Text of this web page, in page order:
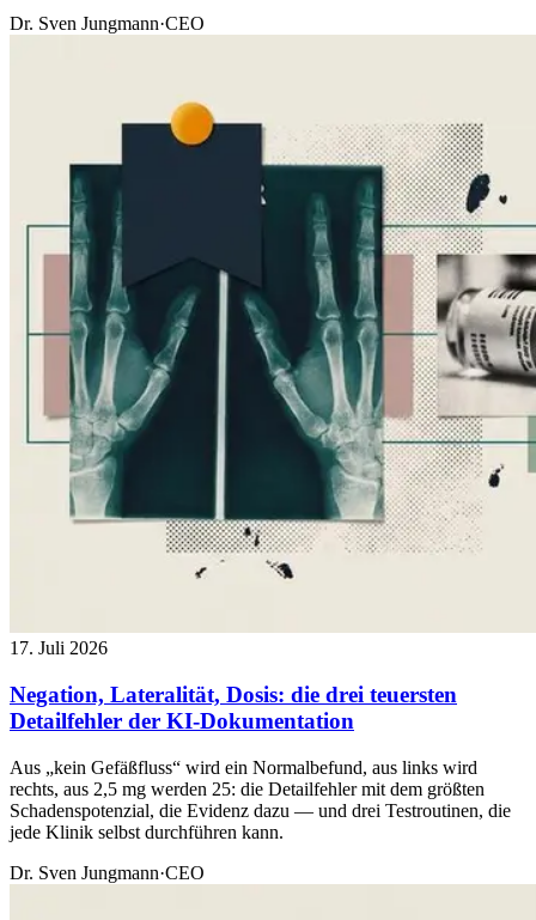
Dr. Sven Jungmann·CEO
17. Juli 2026
Negation, Lateralität, Dosis: die drei teuersten
Detailfehler der KI-Dokumentation
Aus „kein Gefäßfluss“ wird ein Normalbefund, aus links wird
rechts, aus 2,5 mg werden 25: die Detailfehler mit dem größten
Schadenspotenzial, die Evidenz dazu — und drei Testroutinen, die
jede Klinik selbst durchführen kann.
Dr. Sven Jungmann·CEO